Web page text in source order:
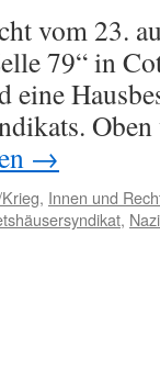
vom 23.
79“ in
→
, Innen und
,